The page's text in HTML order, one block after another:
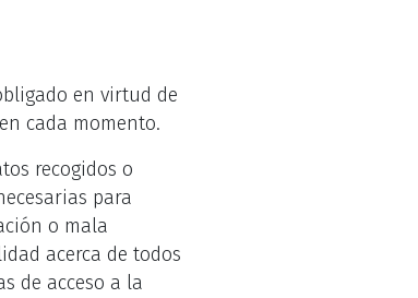
en virtud de
cada momento.
recogidos o
para
o mala
acerca de todos
de acceso a la